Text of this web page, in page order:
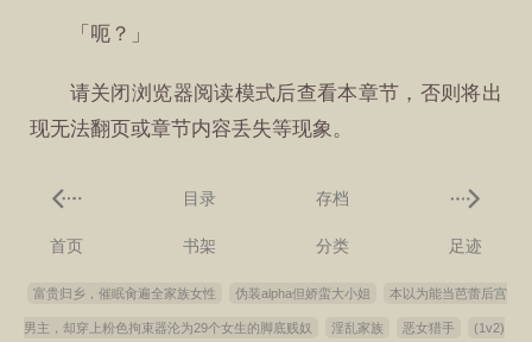
「呃？」
请关闭浏览器阅读模式后查看本章节，否则将出
现无法翻页或章节内容丢失等现象。
目录 存档
首页 书架 分类 足迹
富贵归乡，催眠肏遍全家族女性 伪装alpha但娇蛮大小姐 本以为能当芭蕾后宫
男主，却穿上粉色拘束器沦为29个女生的脚底贱奴 淫乱家族 恶女猎手 (1v2)